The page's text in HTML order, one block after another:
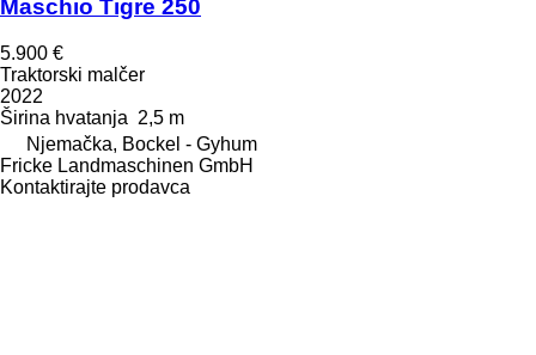
Maschio Tigre 250
5.900 €
Traktorski malčer
2022
Širina hvatanja 2,5 m
Njemačka, Bockel - Gyhum
Fricke Landmaschinen GmbH
Kontaktirajte prodavca